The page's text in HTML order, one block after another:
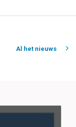
Al het nieuws